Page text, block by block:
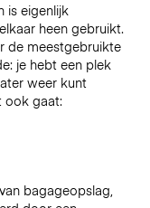
is eigenlijk
heen gebruikt.
de meestgebruikte
je hebt een plek
weer kunt
ook gaat:
bagageopslag,